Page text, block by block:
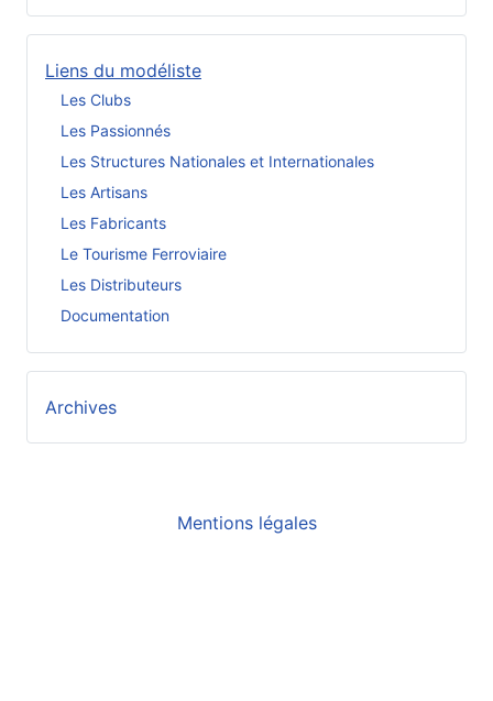
Liens du modéliste
Les Clubs
Les Passionnés
Les Structures Nationales et Internationales
Les Artisans
Les Fabricants
Le Tourisme Ferroviaire
Les Distributeurs
Documentation
Archives
Mentions légales